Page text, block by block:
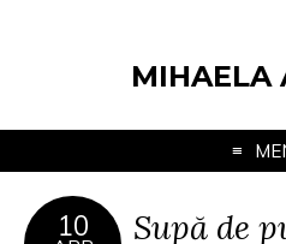
MIHAELA
10 Supă de